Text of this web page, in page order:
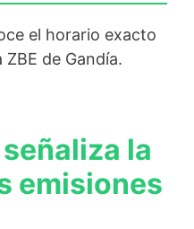
el horario exacto
de Gandía.
la
emisiones